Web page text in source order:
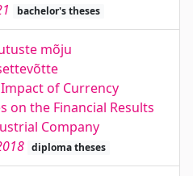
bachelor's theses
mõju
of Currency
on the Financial Results
Company
diploma theses